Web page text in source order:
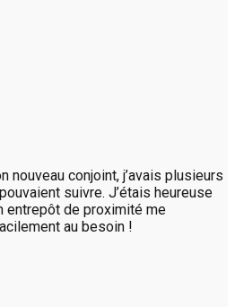
nouveau conjoint, j’avais plusieurs
suivre. J’étais heureuse
entrepôt de proximité me
au besoin !